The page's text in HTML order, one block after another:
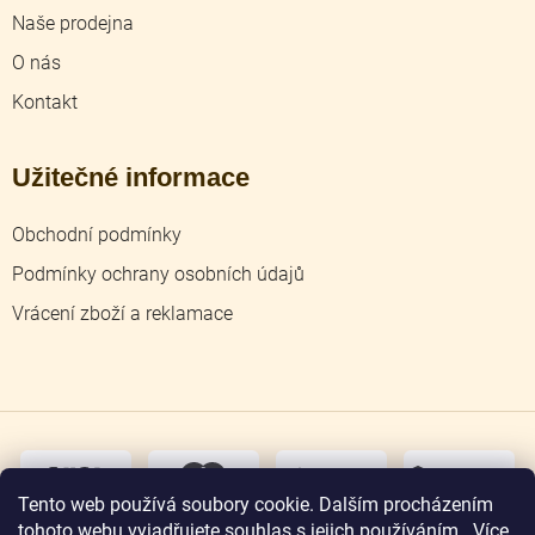
Tento web používá soubory cookie. Dalším procházením
Naše prodejna
O nás
Kontakt
Užitečné informace
Obchodní podmínky
Podmínky ochrany osobních údajů
Vrácení zboží a reklamace